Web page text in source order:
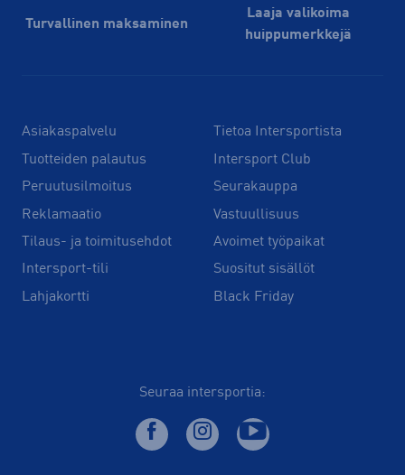
Turvallinen maksaminen
Laaja valikoima
huippu­merkkejä
Asiakaspalvelu
Tuotteiden palautus
Peruutusilmoitus
Reklamaatio
Tilaus- ja toimitusehdot
Intersport-tili
Lahjakortti
Tietoa Intersportista
Intersport Club
Seurakauppa
Vastuullisuus
Avoimet työpaikat
Suositut sisällöt
Black Friday
Seuraa intersportia: